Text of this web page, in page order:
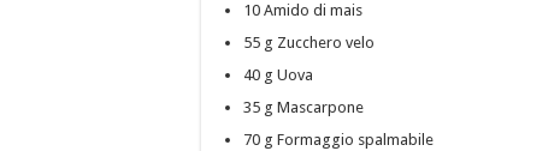
10 Amido di mais
55 g Zucchero velo
40 g Uova
35 g Mascarpone
70 g Formaggio spalmabile